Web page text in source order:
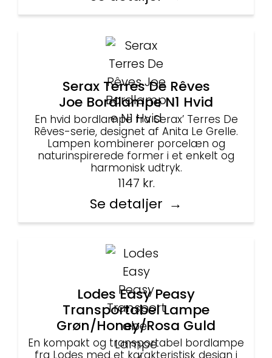
Serax Terres De Rêves
Joe Bordlampe N1 Hvid
En hvid bordlampe fra Serax’ Terres De
Rêves-serie, designet af Anita Le Grelle.
Lampen kombinerer porcelæn og
naturinspirerede former i et enkelt og
harmonisk udtryk.
1147 kr.
Se detaljer
Lodes Easy Peasy
Transportabel Lampe
Grøn/Honey/Rosa Guld
En kompakt og transportabel bordlampe
fra Lodes med et karakteristisk design i